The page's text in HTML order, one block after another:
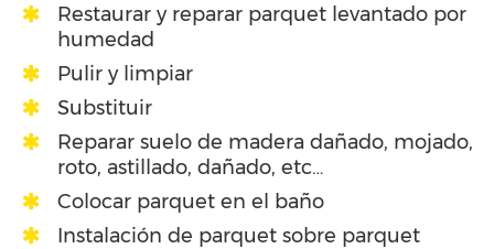
Restaurar y reparar parquet levantado por
humedad
Pulir y limpiar
Substituir
Reparar suelo de madera dañado, mojado,
roto, astillado, dañado, etc…
Colocar parquet en el baño
Instalación de parquet sobre parquet